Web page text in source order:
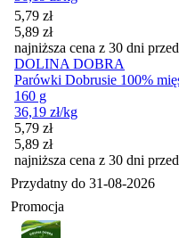
Cena promocyjna
5,79 zł
5,89 zł
najniższa cena z 30 dni
DOLINA DOBRA
Parówki Dobrusie 100%
160 g
36,19 zł/kg
Cena promocyjna
5,79 zł
5,89 zł
najniższa cena z 30 dni
Przydatny do 31-08-2026
Promocja